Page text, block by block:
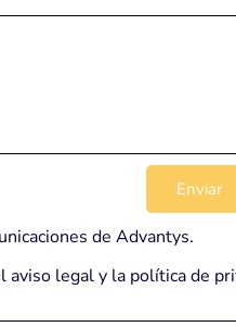
de Advantys.
aviso legaly la política de